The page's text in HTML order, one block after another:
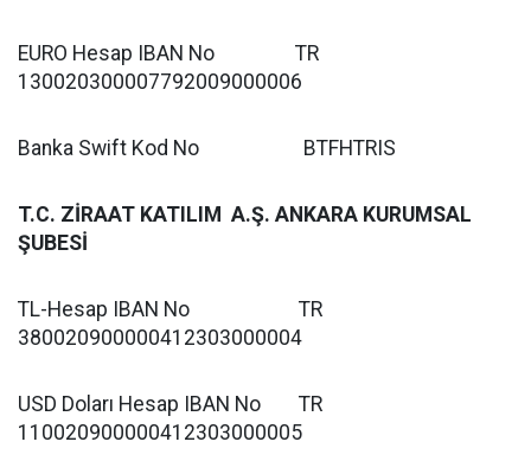
EURO Hesap IBAN No TR
130020300007792009000006
Banka Swift Kod No BTFHTRIS
T.C. ZİRAAT KATILIM A.Ş. ANKARA KURUMSAL
ŞUBESİ
TL-Hesap IBAN No TR
380020900000412303000004
USD Doları Hesap IBAN No TR
110020900000412303000005